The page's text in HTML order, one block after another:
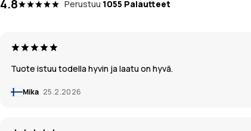
4.8 Perustuu 1055 Palautteet
Tuote istuu todella hyvin ja laatu on hyvä.
Mika 25.2.2026